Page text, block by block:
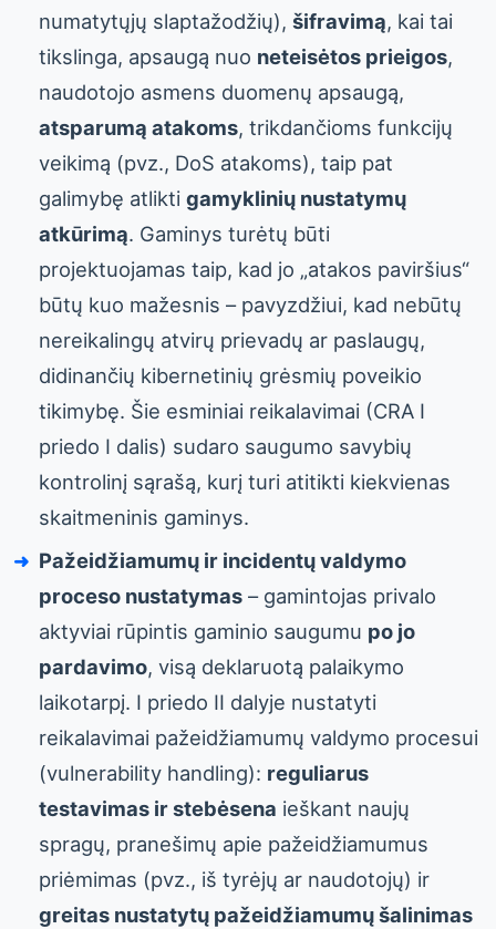
numatytųjų slaptažodžių),šifravimą, kai tai
tikslinga, apsaugą nuo neteisėtos prieigos,
naudotojo asmens duomenų apsaugą,
atsparumą atakoms, trikdančioms funkcijų
veikimą (pvz., DoS atakoms), taip pat
galimybę atliktigamyklinių nustatymų
atkūrimą. Gaminys turėtų būti
projektuojamas taip, kad jo „atakos paviršius“
būtų kuo mažesnis – pavyzdžiui, kad nebūtų
nereikalingų atvirų prievadų ar paslaugų,
didinančių kibernetinių grėsmių poveikio
tikimybę. Šie esminiai reikalavimai (CRA I
priedo I dalis) sudaro saugumo savybių
kontrolinį sąrašą, kurį turi atitikti kiekvienas
skaitmeninis gaminys.
Pažeidžiamumų ir incidentų valdymo
proceso nustatymas – gamintojas privalo
aktyviai rūpintis gaminio saugumu po jo
pardavimo, visą deklaruotą palaikymo
laikotarpį. I priedo II dalyje nustatyti
reikalavimai pažeidžiamumų valdymo procesui
(vulnerability handling): reguliarus
testavimas ir stebėsena ieškant naujų
spragų, pranešimų apie pažeidžiamumus
priėmimas (pvz., iš tyrėjų ar naudotojų) ir
greitas nustatytų pažeidžiamumų šalinimas